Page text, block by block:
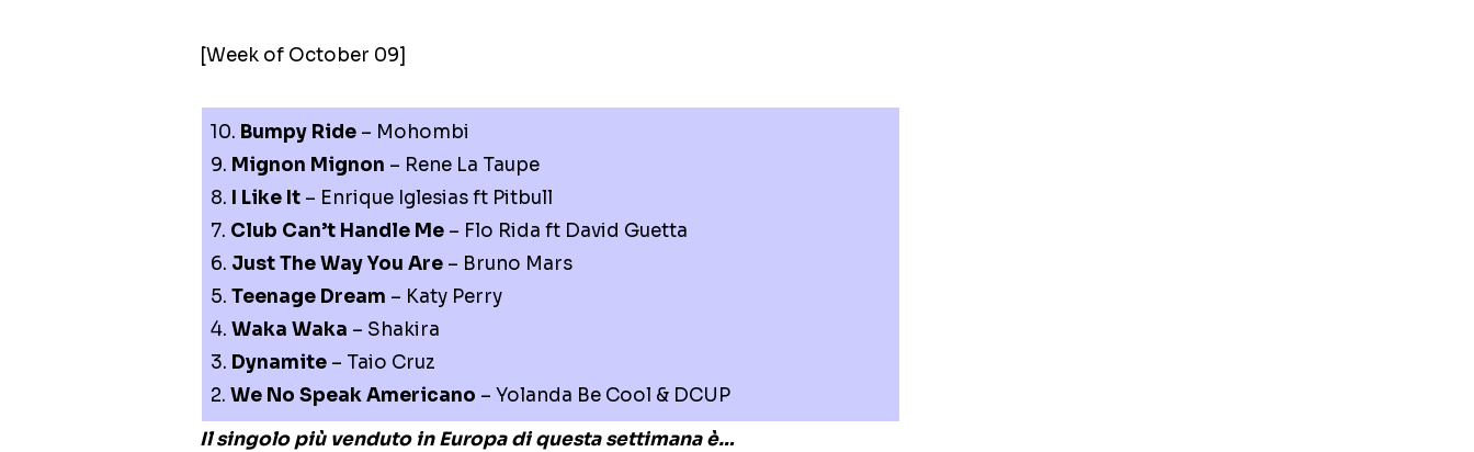
[Week of October 09]
10. Bumpy Ride – Mohombi
9. Mignon Mignon – Rene La Taupe
8.
I Like It – Enrique Iglesias ft Pitbull
7. Club Can’t Handle Me – Flo Rida ft David Guetta
6. Just The Way You Are – Bruno Mars
5. Teenage Dream – Katy Perry
4. Waka Waka – Shakira
3. Dynamite – Taio Cruz
2. We No Speak Americano – Yolanda Be Cool & DCUP
Il singolo più venduto in Europa di questa settimana è…